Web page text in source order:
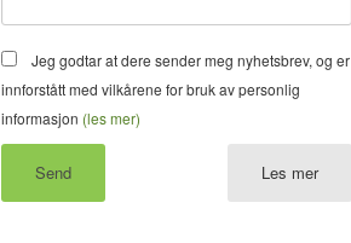
Jeg godtar at dere sender meg nyhetsbrev, og er
innforstått med vilkårene for bruk av personlig
informasjon (les mer)
Les mer